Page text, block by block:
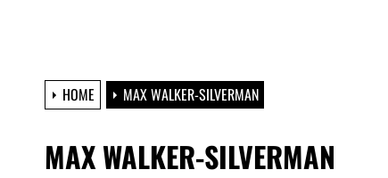
HOME MAX WALKER-SILVERMAN
MAX WALKER-SILVERMAN